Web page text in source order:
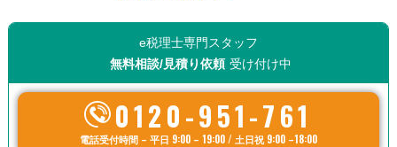
e税理士専門スタッフ
無料相談/見積り依頼 受け付け中
0120-951-761
電話受付時間 – 平日 9:00 – 19:00 / 土日祝 9:00 –18:00